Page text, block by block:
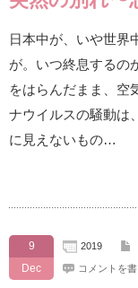
日本中が、いや世界
が。いつ終息するの
をはらんだまま、空
ナウイルスの騒動は
に見えないもの…
9
Dec
2019
コメントを書